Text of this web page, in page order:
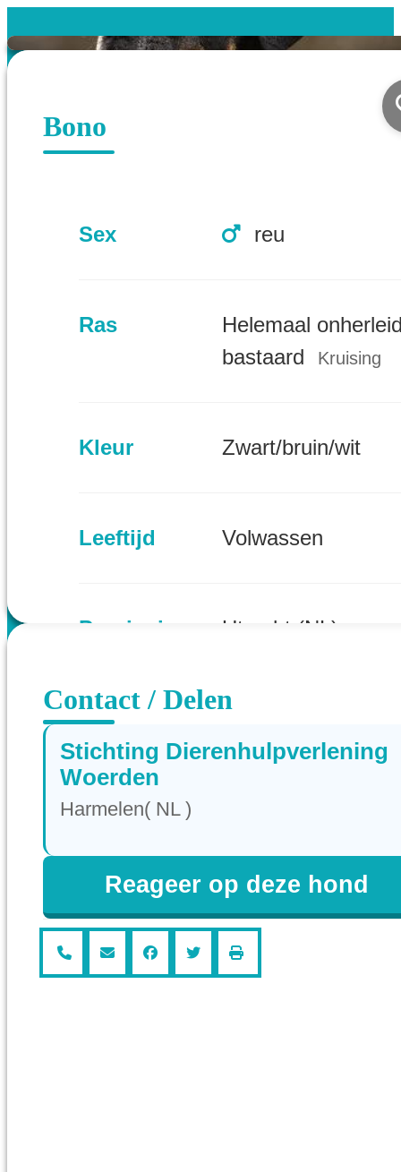
Bono
Sex reu
Ras
Helemaal
bastaard
Kruising
Kleur Zwart/bruin/wit
Leeftijd Volwassen
Provincie Utrecht (NL)
Contact / Delen
Stichting Dierenhulpverlening
Woerden
Harmelen( NL )
Reageer op deze hond